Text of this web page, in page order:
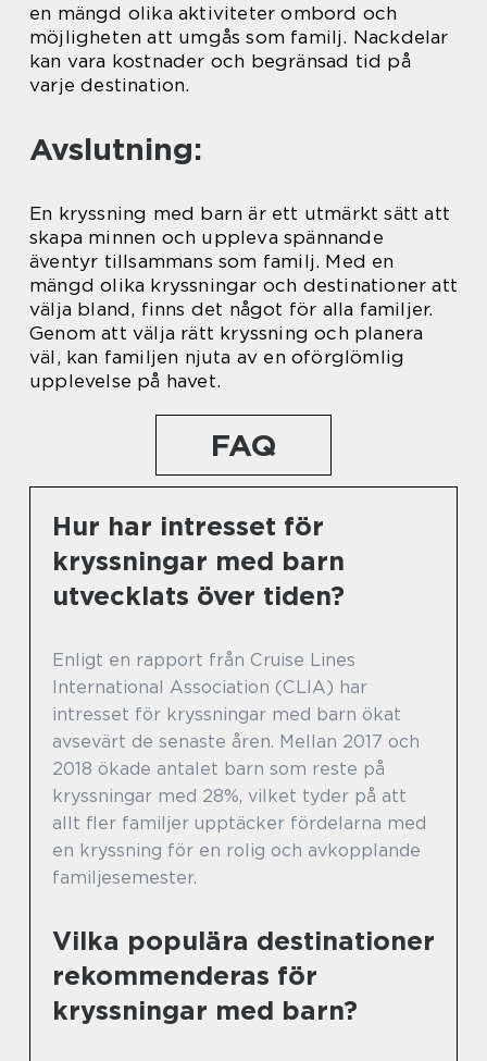
en mängd olika aktiviteter ombord och
möjligheten att umgås som familj. Nackdelar
kan vara kostnader och begränsad tid på
varje destination.
Avslutning:
En kryssning med barn är ett utmärkt sätt att
skapa minnen och uppleva spännande
äventyr tillsammans som familj. Med en
mängd olika kryssningar och destinationer att
välja bland, finns det något för alla familjer.
Genom att välja rätt kryssning och planera
väl, kan familjen njuta av en oförglömlig
upplevelse på havet.
FAQ
Hur har intresset för
kryssningar med barn
utvecklats över tiden?
Enligt en rapport från Cruise Lines
International Association (CLIA) har
intresset för kryssningar med barn ökat
avsevärt de senaste åren. Mellan 2017 och
2018 ökade antalet barn som reste på
kryssningar med 28%, vilket tyder på att
allt fler familjer upptäcker fördelarna med
en kryssning för en rolig och avkopplande
familjesemester.
Vilka populära destinationer
rekommenderas för
kryssningar med barn?